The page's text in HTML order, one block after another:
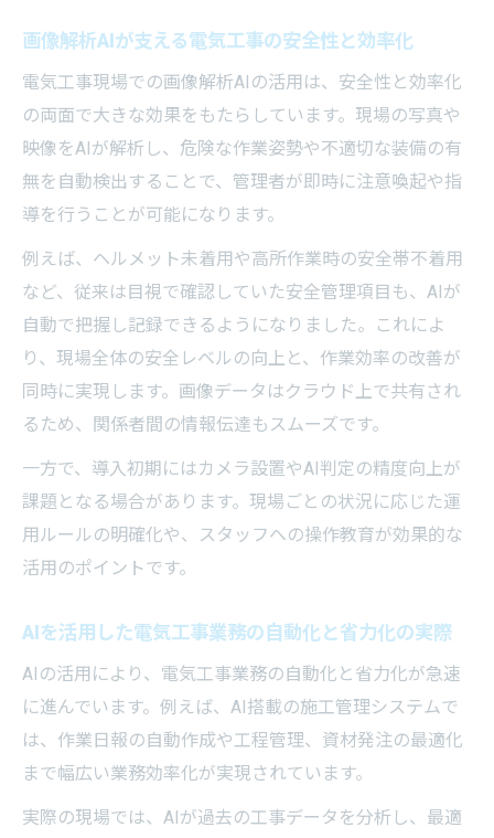
画像解析AIが支える電気工事の安全性と効率化
電気工事現場での画像解析AIの活用は、安全性と効率化
の両面で大きな効果をもたらしています。現場の写真や
映像をAIが解析し、危険な作業姿勢や不適切な装備の有
無を自動検出することで、管理者が即時に注意喚起や指
導を行うことが可能になります。
例えば、ヘルメット未着用や高所作業時の安全帯不着用
など、従来は目視で確認していた安全管理項目も、AIが
自動で把握し記録できるようになりました。これによ
り、現場全体の安全レベルの向上と、作業効率の改善が
同時に実現します。画像データはクラウド上で共有され
るため、関係者間の情報伝達もスムーズです。
一方で、導入初期にはカメラ設置やAI判定の精度向上が
課題となる場合があります。現場ごとの状況に応じた運
用ルールの明確化や、スタッフへの操作教育が効果的な
活用のポイントです。
AIを活用した電気工事業務の自動化と省力化の実際
AIの活用により、電気工事業務の自動化と省力化が急速
に進んでいます。例えば、AI搭載の施工管理システムで
は、作業日報の自動作成や工程管理、資材発注の最適化
まで幅広い業務効率化が実現されています。
実際の現場では、AIが過去の工事データを分析し、最適